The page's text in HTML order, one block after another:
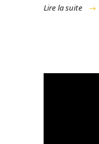
Lire la suite